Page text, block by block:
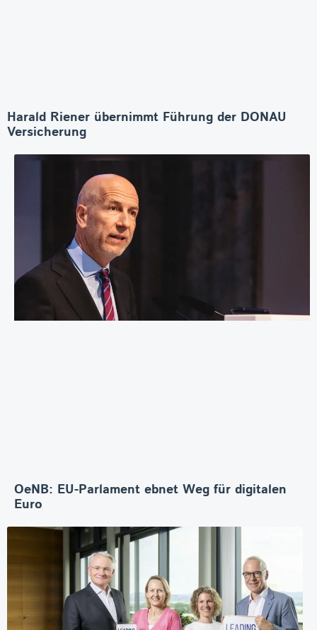
Harald Riener übernimmt Führung der DONAU
Versicherung
OeNB: EU-Parlament ebnet Weg für digitalen
Euro